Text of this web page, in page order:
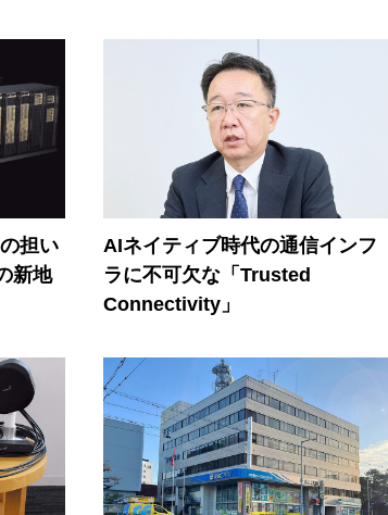
担い
新地
AIネイティブ時代の通信インフ
ラに不可欠な「Trusted
Connectivity」